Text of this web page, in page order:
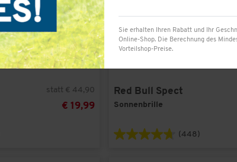
statt € 44,90
€ 19,99
Red Bull Spect
Sonnenbrille
(448)
Sie erhalten Ihren Rabatt und Ihr
Online-Shop. Die Berechnung des
Vorteilshop-Preise.